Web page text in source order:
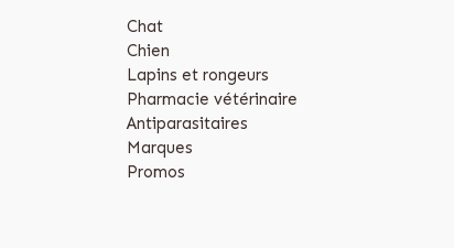
Chat
Chien
Lapins et rongeurs
Pharmacie vétérinaire
Antiparasitaires
Marques
Promos